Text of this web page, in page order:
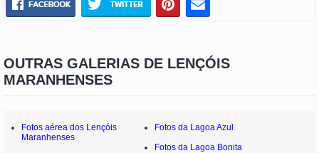
OUTRAS GALERIAS DE LENÇÓIS
MARANHENSES
Fotos aérea dos Lençóis
Maranhenses
Fotos da Lagoa Azul
Fotos da Lagoa Bonita